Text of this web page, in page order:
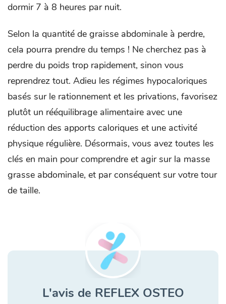
dormir 7 à 8 heures par nuit.
Selon la quantité de graisse abdominale à perdre,
cela pourra prendre du temps ! Ne cherchez pas à
perdre du poids trop rapidement, sinon vous
reprendrez tout. Adieu les régimes hypocaloriques
basés sur le rationnement et les privations, favorisez
plutôt un rééquilibrage alimentaire avec une
réduction des apports caloriques et une activité
physique régulière. Désormais, vous avez toutes les
clés en main pour comprendre et agir sur la masse
grasse abdominale, et par conséquent sur votre tour
de taille.
L'avis de REFLEX OSTEO